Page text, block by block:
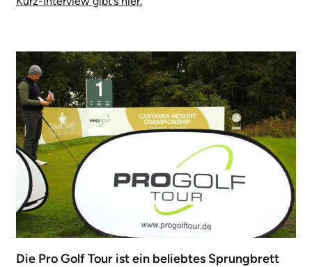
Die Pro Golf Tour ist ein beliebtes Sprungbrett